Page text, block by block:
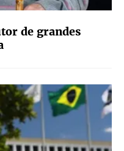
de grandes